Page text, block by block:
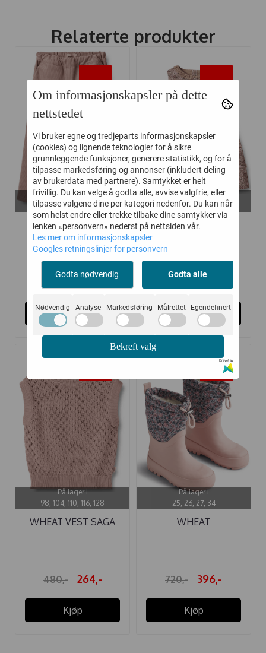
Relaterte produkter
På lager i
98, 104, 116
WHEAT BUKSE
THINKA DRY ROSE
302,-
Kjøp
På lager i
98
WHEAT KJOLE ELMA
341,-
Kjøp
På lager i
98, 104, 110, 116, 128
WHEAT VEST SAGA
480,- 264,-
Kjøp
-45%
På lager i
25, 26, 27, 34
WHEAT
720,- 396,-
Kjøp
Om informasjonskapsler på dette
nettstedet
Vi bruker egne og tredjeparts informasjonskapsler
(cookies) og lignende teknologier for å sikre
grunnleggende funksjoner, generere statistikk, og for å
tilpasse markedsføring og annonser (inkludert deling
av brukerdata med partnere). Samtykket er helt
frivillig. Du kan velge å godta alle, avvise valgfrie, eller
tilpasse valgene dine per kategori nedenfor. Du kan når
som helst endre eller trekke tilbake dine samtykker via
lenken «personvern» nederst på nettsiden vår.
Les mer om informasjonskapsler
Googles retningslinjer for personvern
Godta nødvendig Godta alle
Nødvendig Analyse Markedsføring Målrettet Egendefinert
Bekreft valg
Drevet av